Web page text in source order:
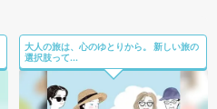
大人の旅は、心のゆとりから。 新しい旅の
選択肢って...